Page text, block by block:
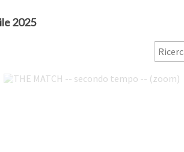
2025
THE MATCH -- secondo tempo -- (zoom)